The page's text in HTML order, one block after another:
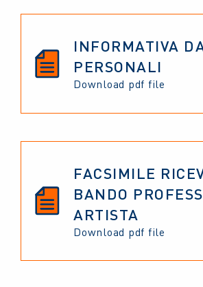
INFORMATIVA
PERSONALI
Download pdf file
FACSIMILE
BANDO
ARTISTA
Download pdf file